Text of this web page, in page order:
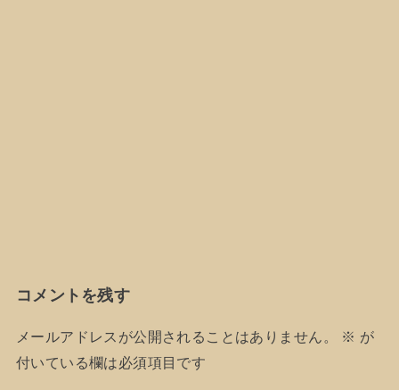
コメントを残す
メールアドレスが公開されることはありません。 ※ が
付いている欄は必須項目です